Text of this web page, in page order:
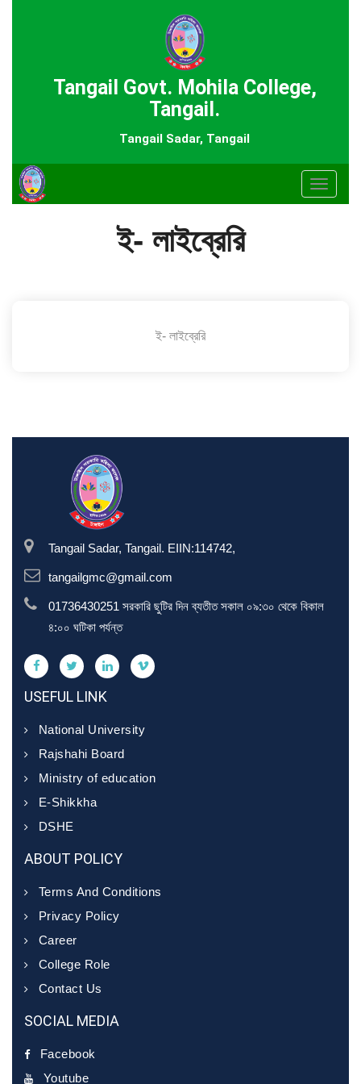
Tangail Govt. Mohila College,
Tangail.
Tangail Sadar, Tangail
Toggle
ই- লাইব্রেরি
ই- লাইব্রেরি
Tangail Sadar, Tangail. EIIN:114742,
tangailgmc@gmail.com
01736430251 সরকারি ছুটির দিন ব্যতীত সকাল ০৯:৩০ থেকে বিকাল
৪:০০ ঘটিকা পর্যন্ত
USEFUL LINK
National University
Rajshahi Board
Ministry of education
E-Shikkha
DSHE
ABOUT POLICY
Terms And Conditions
Privacy Policy
Career
College Role
Contact Us
SOCIAL MEDIA
Facebook
Youtube